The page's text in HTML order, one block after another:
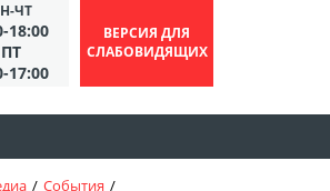
ЧТ
18:00
ПТ
17:00
ВЕРСИЯ ДЛЯ
СЛАБОВИДЯЩИХ
События